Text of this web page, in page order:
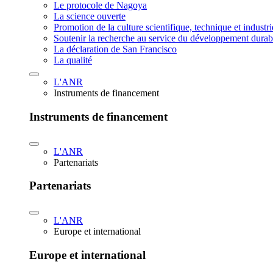
Le protocole de Nagoya
La science ouverte
Promotion de la culture scientifique, technique et
Soutenir la recherche au service du développement
La déclaration de San Francisco
La qualité
L'ANR
Instruments de financement
Instruments de financement
L'ANR
Partenariats
Partenariats
L'ANR
Europe et international
Europe et international